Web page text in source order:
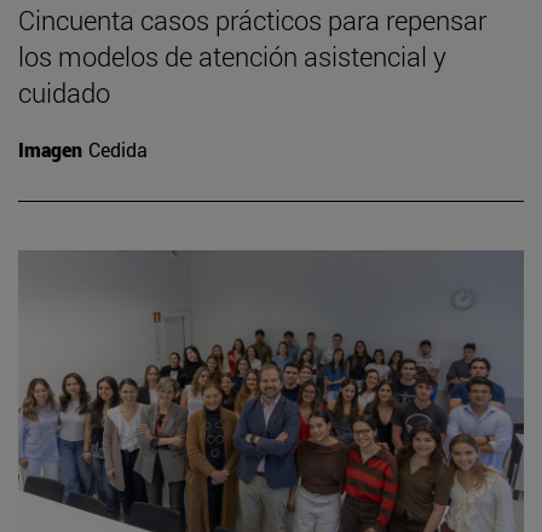
Cincuenta casos prácticos para repensar
los modelos de atención asistencial y
cuidado
Imagen Cedida